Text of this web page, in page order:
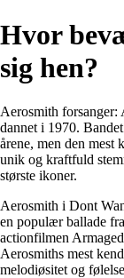
Hvor
sig hen?
Aerosmith forsanger:
dannet i 1970.
årene, men den mest
unik og kraftfuld
største ikoner.
Aerosmith i Dont
en populær ballade
actionfilmen
Aerosmiths mest
melodiøsitet og